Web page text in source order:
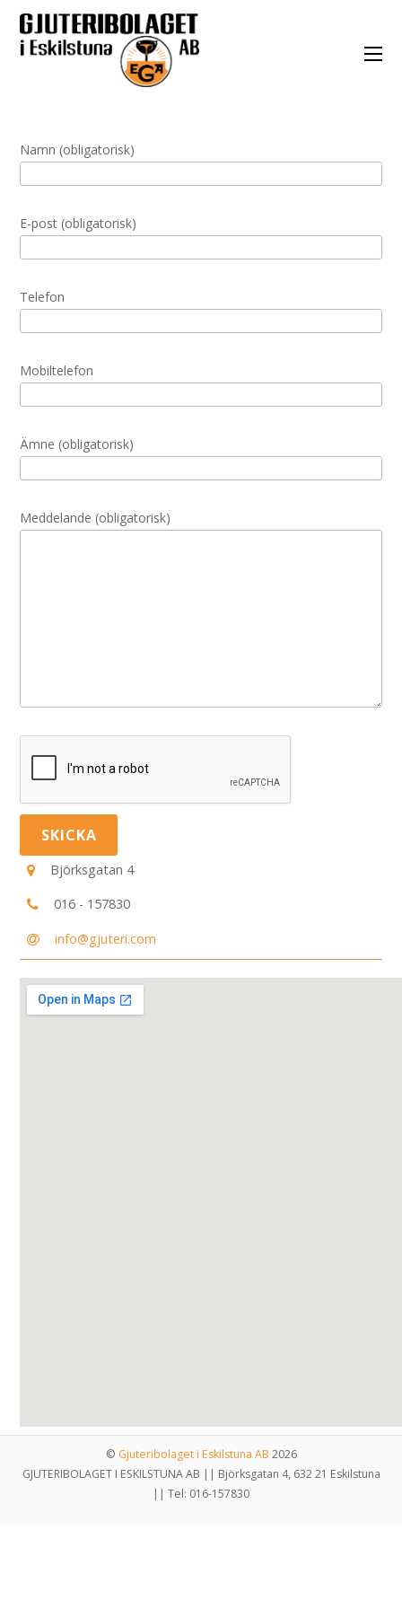
Björksgatan 4
016 - 157830
info@gjuteri.com
Namn (obligatorisk)
E-post (obligatorisk)
Telefon
Mobiltelefon
Ämne (obligatorisk)
Meddelande (obligatorisk)
© Gjuteribolaget i Eskilstuna AB 2026
GJUTERIBOLAGET I ESKILSTUNA AB || Björksgatan 4, 632 21 Eskilstuna
|| Tel: 016-157830